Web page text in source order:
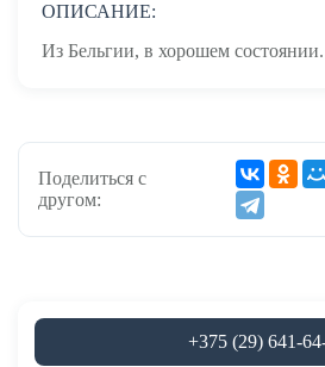
ОПИСАНИЕ:
Из Бельгии, в хорошем состоянии.
Поделиться с
другом:
+375 (29) 641-